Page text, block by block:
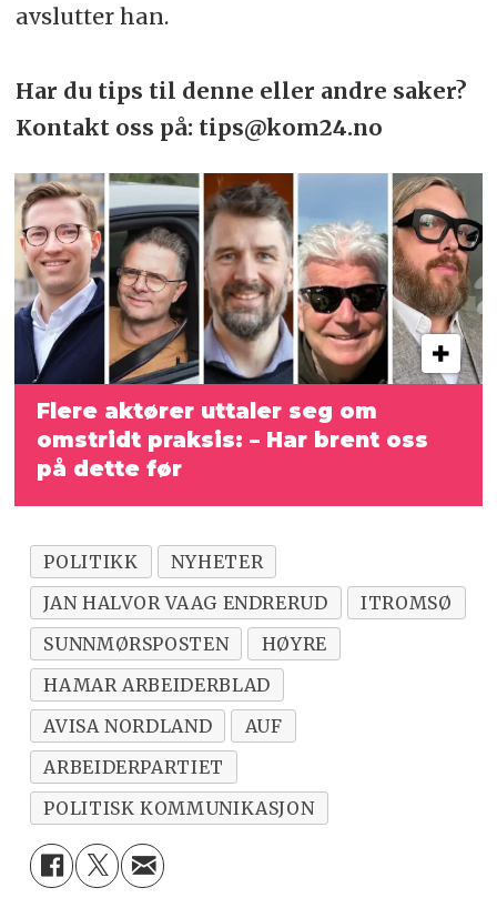
avslutter han.
Har du tips til denne eller andre saker?
Kontakt oss på: tips@kom24.no
Flere aktører uttaler seg om
omstridt praksis: – Har brent oss
på dette før
POLITIKK
NYHETER
JAN HALVOR VAAG ENDRERUD
ITROMSØ
SUNNMØRSPOSTEN
HØYRE
HAMAR ARBEIDERBLAD
AVISA NORDLAND
AUF
ARBEIDERPARTIET
POLITISK KOMMUNIKASJON